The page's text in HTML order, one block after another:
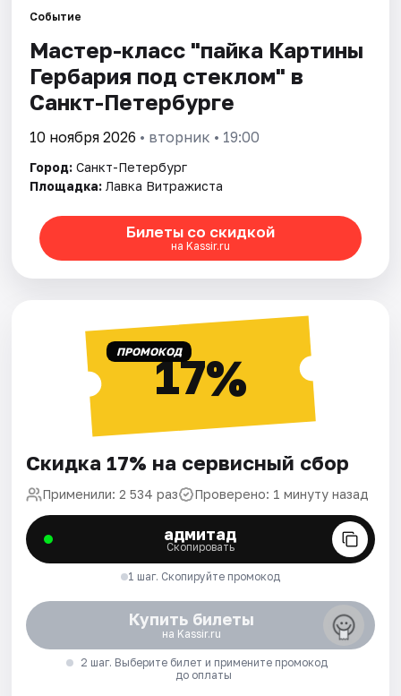
Города
Площадки
Артисты
Рейтинги
Событие
Мастер-класс "пайка Картины
Гербария под стеклом" в
Санкт-Петербурге
10 ноября 2026 • вторник • 19:00
Город: Санкт-Петербург
Площадка: Лавка Витражиста
Билеты со скидкой
на Kassir.ru
ПРОМОКОД17%
Скидка 17% на сервисный сбор
Применили: 2 534 раз Проверено: 1 минуту назад
адмитад
Скопировать
1 шаг. Скопируйте промокод
Купить билеты
на Kassir.ru
2 шаг. Выберите билет и примените промокод
до оплаты